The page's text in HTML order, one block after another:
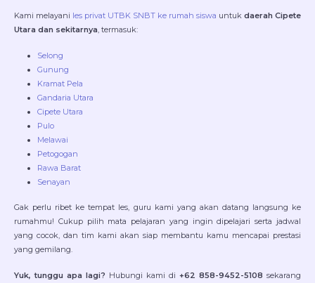
Kami melayani les privat UTBK SNBT ke rumah siswa untuk daerah Cipete
Utara dan sekitarnya, termasuk:
Selong
Gunung
Kramat Pela
Gandaria Utara
Cipete Utara
Pulo
Melawai
Petogogan
Rawa Barat
Senayan
Gak perlu ribet ke tempat les, guru kami yang akan datang langsung ke
rumahmu! Cukup pilih mata pelajaran yang ingin dipelajari serta jadwal
yang cocok, dan tim kami akan siap membantu kamu mencapai prestasi
yang gemilang.
Yuk, tunggu apa lagi? Hubungi kami di +62 858-9452-5108 sekarang